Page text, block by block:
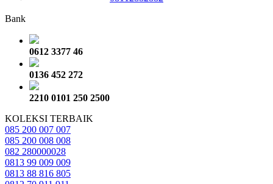
Bank
0612 3377 46
0136 452 272
2210 0101 250 2500
KOLEKSI TERBAIK
085 200 007 007
085 200 008 008
082 280000028
0813 99 009 009
0813 88 816 805